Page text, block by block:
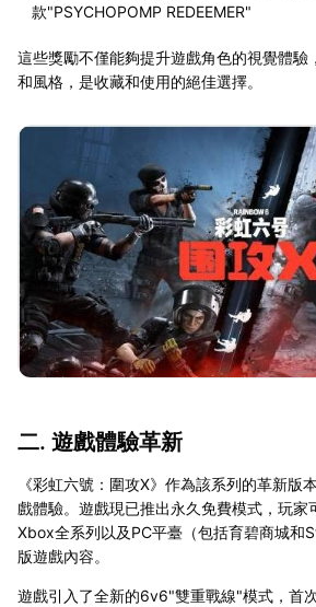
款"PSYCHOPOMP REDEEMER"
這些獎勵不僅能夠提升遊戲角色的視覺體驗
和風格，是收藏和使用的絕佳選擇。
二. 遊戲體驗革新
《彩虹六號：圍攻X》作為該系列的革新版
戲體驗。遊戲現已推出永久免費模式，玩家
Xbox全系列以及PC平臺（包括育碧商城和
版遊戲內容。
遊戲引入了全新的6v6"雙重戰線"模式，首